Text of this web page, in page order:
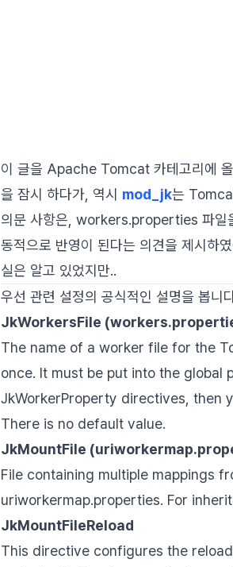
이 글을 Apache Tomcat 카테고리에
을 잠시 하다가, 역시 mod_jk는
의문 사항은, workers.properties 파일
동적으로 반영이 된다는 의견을 제시
실은 알고 있었지만..
우선 관련 설정의 공식적인 설명을 봅니
JkWorkersFile (
The name of a worker file for the
once. It must be put into the
JkWorkerProperty directives, then
There is no default value.
JkMountFile (
File containing multiple mappings
uriworkermap.properties. For
JkMountFileReload
This directive configures the